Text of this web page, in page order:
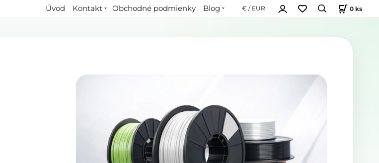
Úvod Kontakt Obchodné podmienky Blog € / EUR 0 ks